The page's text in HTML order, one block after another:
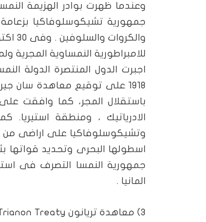
جمهورية تشيكوسلوفاكيا
للامبراطورية النمساوية المجرية
اجبرت الدول المنتصرة الدولة
باستقلال المجر، كما وافقت
الادرياتيك ، ومنطقة استيريا.
وتشيكوسلوفاكيا على اراضى من
اسطولها البحرى وتحديد
جمهورية النمسا التصرف فى
المانيا .
3) معاهدة تريانون
Treaty